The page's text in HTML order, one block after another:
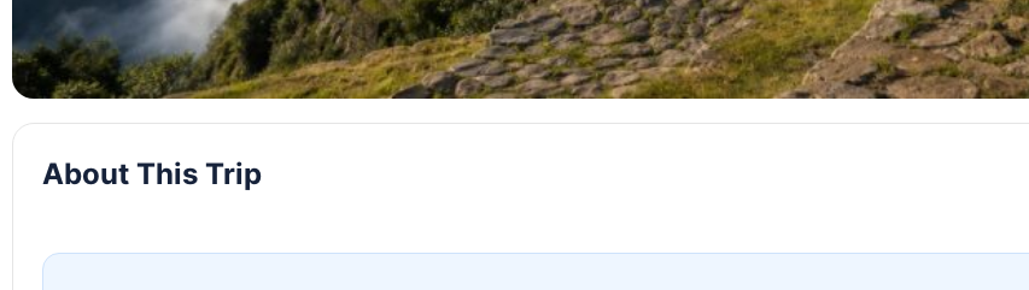
About This Trip